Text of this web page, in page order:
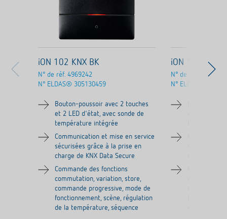
iON 102 KNX BK
N° de réf. 4969242
N° ELDAS® 305130459
Bouton-poussoir avec 2 touches
et 2 LED d'état, avec sonde de
température intégrée
Communication et mise en service
sécurisées grâce à la prise en
charge de KNX Data Secure
Commande des fonctions
commutation, variation, store,
commande progressive, mode de
fonctionnement, scène, régulation
de la température, séquence
iON 102 KNX
N° de réf.
4969252
N° ELDAS®